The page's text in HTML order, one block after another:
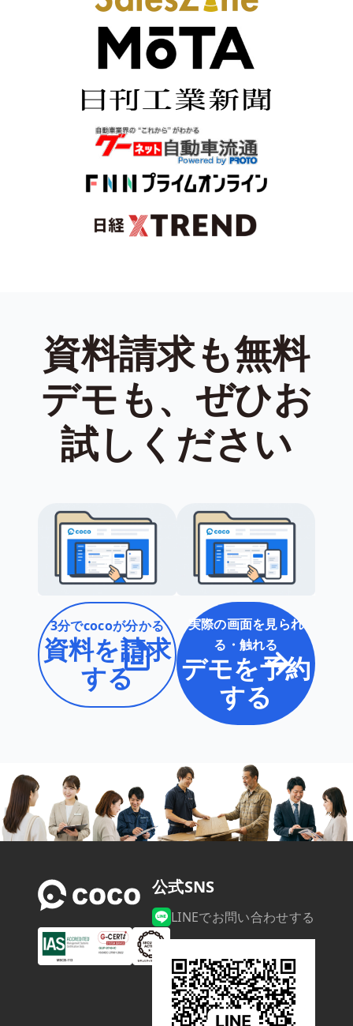
資料請求も無料
デモも、ぜひお
試しください
3分でcocoが分かる
資料を請求
する
実際の画面を見られ
る・触れる
デモを予約
する
公式SNS
LINEでお問い合わせする